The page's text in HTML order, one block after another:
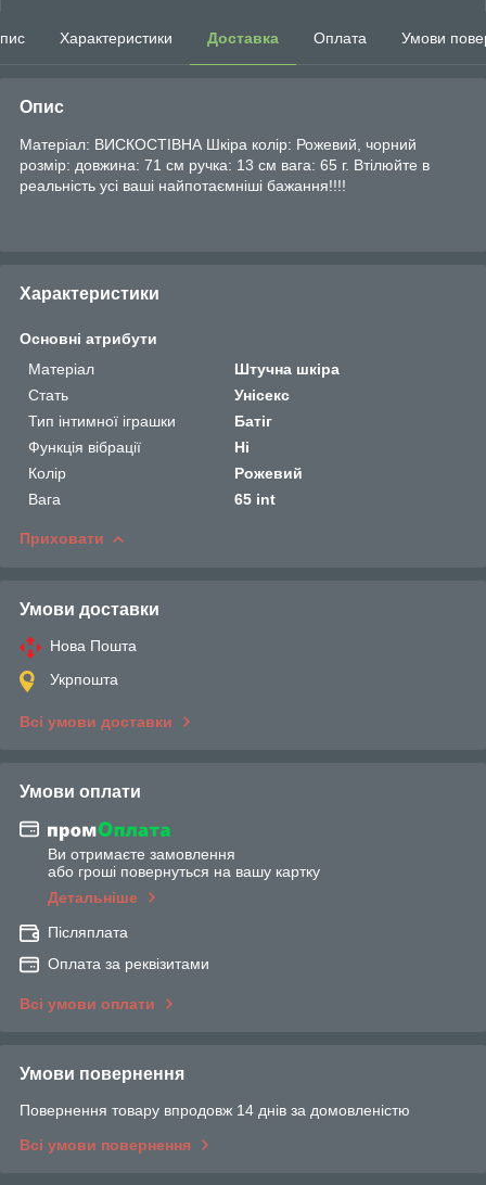
Характеристики Доставка Оплата Умови
Опис
Матеріал: ВИСКОСТІВНА Шкіра колір: Рожевий, чорний
розмір: довжина: 71 см ручка: 13 см вага: 65 г. Втілюйте в
реальність усі ваші найпотаємніші бажання!!!!
Характеристики
Основні атрибути
Матеріал
Штучна шкіра
Стать
Унісекс
Тип інтимної іграшки
Батіг
Функція вібрації
Ні
Колір
Рожевий
Вага
65 int
Приховати
Умови доставки
Нова Пошта
Укрпошта
Всі умови доставки
Умови оплати
Ви отримаєте замовлення
або гроші повернуться на вашу картку
Детальніше
Післяплата
Оплата за реквізитами
Всі умови оплати
Умови повернення
Повернення товару впродовж 14 днів за домовленістю
Всі умови повернення